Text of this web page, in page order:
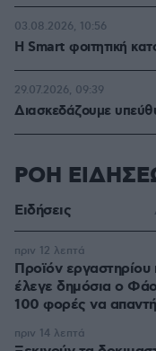
Η Smart φοιτητική
03.08.2026, 10:56
Διασκεδάζουμε
29.07.2026, 09:39
ΡΟΗ
Ειδήσεις
Προϊόν
έλεγε δημόσια ο
100 φορές να
πριν 12 λεπτά
πριν 14 λεπτά